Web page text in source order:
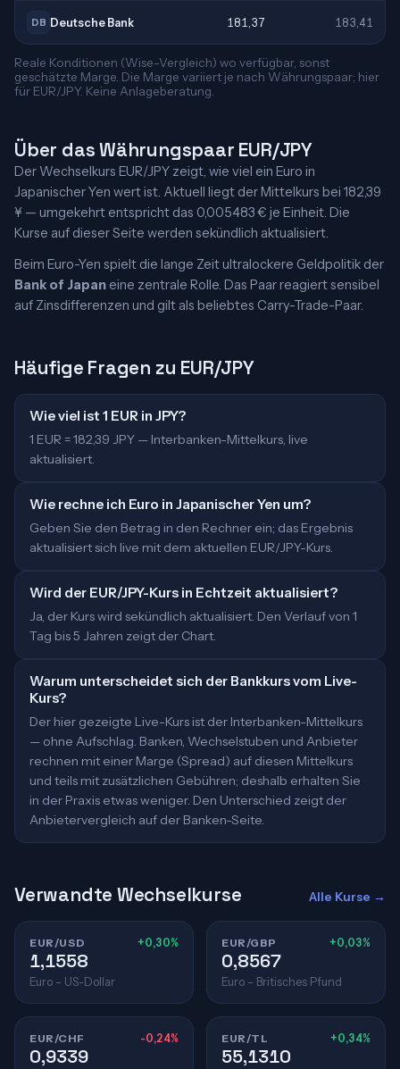
DB Deutsche Bank 181,37 183,41
Reale Konditionen (Wise-Vergleich) wo verfügbar, sonst
geschätzte Marge. Die Marge variiert je nach Währungspaar; hier
für EUR/JPY. Keine Anlageberatung.
Über das Währungspaar EUR/JPY
Der Wechselkurs EUR/JPY zeigt, wie viel ein Euro in
Japanischer Yen wert ist. Aktuell liegt der Mittelkurs bei 182,39
¥ — umgekehrt entspricht das 0,005483 € je Einheit. Die
Kurse auf dieser Seite werden sekündlich aktualisiert.
Beim Euro-Yen spielt die lange Zeit ultralockere Geldpolitik der
Bank of Japan eine zentrale Rolle. Das Paar reagiert sensibel
auf Zinsdifferenzen und gilt als beliebtes Carry-Trade-Paar.
Häufige Fragen zu EUR/JPY
Wie viel ist 1 EUR in JPY?
1 EUR = 182,39 JPY — Interbanken-Mittelkurs, live
aktualisiert.
Wie rechne ich Euro in Japanischer Yen um?
Geben Sie den Betrag in den Rechner ein; das Ergebnis
aktualisiert sich live mit dem aktuellen EUR/JPY-Kurs.
Wird der EUR/JPY-Kurs in Echtzeit aktualisiert?
Ja, der Kurs wird sekündlich aktualisiert. Den Verlauf von 1
Tag bis 5 Jahren zeigt der Chart.
Warum unterscheidet sich der Bankkurs vom Live-
Kurs?
Der hier gezeigte Live-Kurs ist der Interbanken-Mittelkurs
— ohne Aufschlag. Banken, Wechselstuben und Anbieter
rechnen mit einer Marge (Spread) auf diesen Mittelkurs
und teils mit zusätzlichen Gebühren; deshalb erhalten Sie
in der Praxis etwas weniger. Den Unterschied zeigt der
Anbietervergleich auf der Banken-Seite.
Verwandte Wechselkurse Alle Kurse →
EUR/USD +0,30%
1,1558
Euro – US-Dollar
EUR/GBP +0,03%
0,8567
Euro – Britisches Pfund
EUR/CHF -0,24%
0,9339
EUR/TL +0,34%
55,1310